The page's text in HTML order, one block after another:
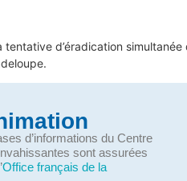
d’éradication
d’informations du Centre
sont assurées
Office français de la